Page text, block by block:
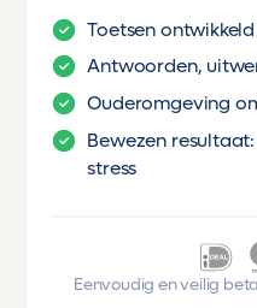
Toetsen
Antwoorden,
Ouderomgeving
Bewezen
stress
Eenvoudig en veilig